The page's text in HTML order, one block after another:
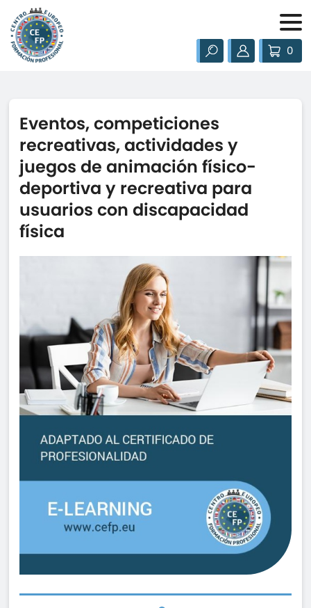
0
Eventos, competiciones
recreativas, actividades y
juegos de animación físico-
deportiva y recreativa para
usuarios con discapacidad
física